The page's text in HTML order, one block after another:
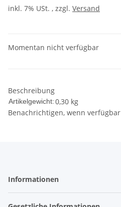
inkl. 7% USt. , zzgl. Versand
Momentan nicht verfügbar
Beschreibung
Artikelgewicht:0,30 kg
Benachrichtigen, wenn verfügbar
Informationen